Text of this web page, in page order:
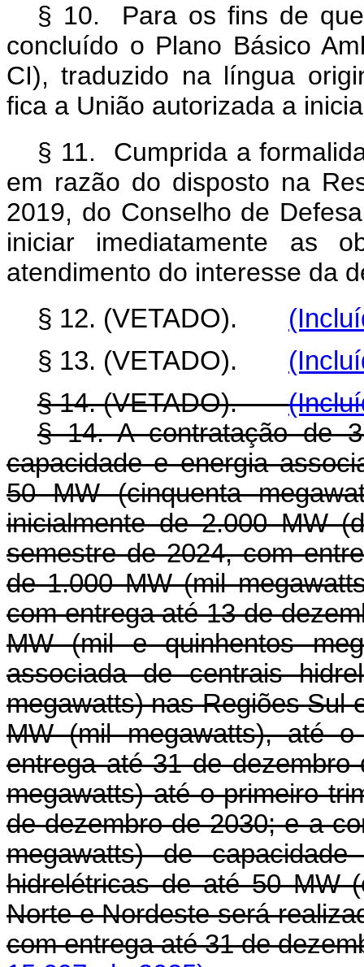
§ 10. Para os fins de
concluído o Plano Básico
CI), traduzido na língua
fica a União autorizada a
§ 11. Cumprida a
em razão do disposto na
2019, do Conselho de
iniciar imediatamente as
atendimento do interesse da
§ 12. (VETADO).
§ 13. (VETADO).
§ 14. (VETADO).
§ 14. A contratação de
capacidade e energia
50 MW (cinquenta
inicialmente de 2.000 MW
semestre de 2024, com
de 1.000 MW (mil
com entrega até 13 de
MW (mil e quinhentos
associada de centrais
megawatts) nas Regiões Sul
MW (mil megawatts), até
entrega até 31 de
megawatts) até o primeiro
de dezembro de 2030; e a
megawatts) de
hidrelétricas de até 50 MW
Norte e Nordeste será
com entrega até 31 de